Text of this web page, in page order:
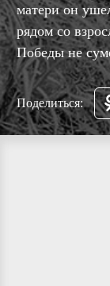
матери он
рядом со
Победы не
Поделиться: